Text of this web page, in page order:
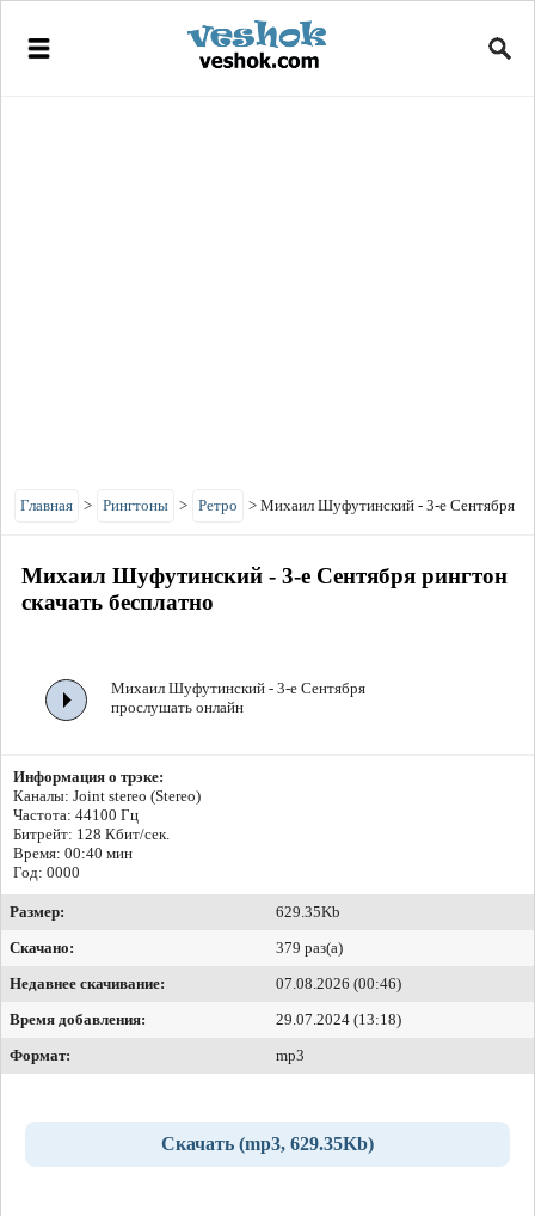
Главная > Рингтоны > Ретро > Михаил Шуфутинский - 3-е Сентября
Михаил Шуфутинский - 3-е Сентября рингтон
скачать бесплатно
Михаил Шуфутинский - 3-е Сентября
прослушать онлайн
Информация о трэке:
Каналы: Joint stereo (Stereo)
Частота: 44100 Гц
Битрейт: 128 Кбит/сек.
Время: 00:40 мин
Год: 0000
Размер:
629.35Kb
Скачано:
379 раз(а)
Недавнее скачивание:
07.08.2026 (00:46)
Время добавления:
29.07.2024 (13:18)
Формат:
mp3
Скачать (mp3, 629.35Kb)